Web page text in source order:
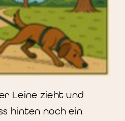
Leine zieht und
hinten noch ein